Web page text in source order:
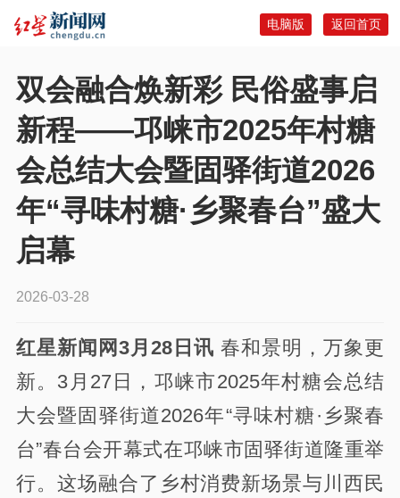
返回首页
电脑版
双会融合焕新彩 民俗盛事启
新程——邛崃市2025年村糖
会总结大会暨固驿街道2026
年“寻味村糖·乡聚春台”盛大
启幕
2026-03-28
红星新闻网3月28日讯春和景明，万象更
新。3月27日，邛崃市2025年村糖会总结
大会暨固驿街道2026年“寻味村糖·乡聚春
台”春台会开幕式在邛崃市固驿街道隆重举
行。这场融合了乡村消费新场景与川西民